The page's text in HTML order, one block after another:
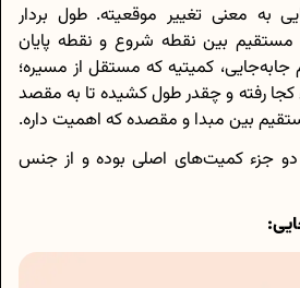
به معنی تغییر موقعیته. طول بردار
مستقیم بین نقطه شروع و نقطه پایان
کمیتیه که مستقل از مسیره؛
رفته و چقدر طول کشیده تا به مقصد
بین مبدا و مقصده که اهمیت داره.
جزء کمیت‌های اصلی بوده و از جنس